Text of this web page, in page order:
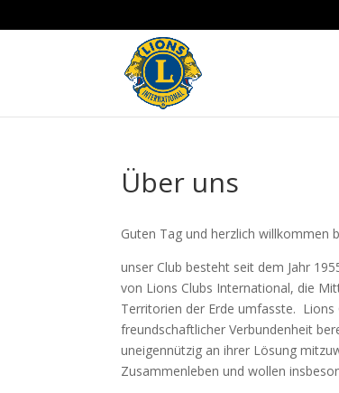
Über uns
Guten Tag und herzlich willkommen
unser Club besteht seit dem Jahr
von Lions Clubs International, die
Territorien der Erde umfasste.
freundschaftlicher Verbundenheit
uneigennützig an ihrer Lösung
Zusammenleben und wollen